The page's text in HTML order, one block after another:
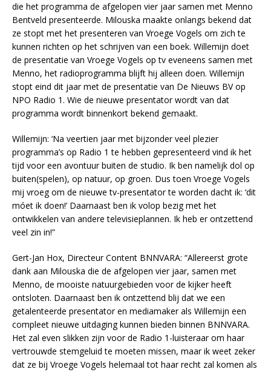
die het programma de afgelopen vier jaar samen met Menno
Bentveld presenteerde. Milouska maakte onlangs bekend dat
ze stopt met het presenteren van Vroege Vogels om zich te
kunnen richten op het schrijven van een boek. Willemijn doet
de presentatie van Vroege Vogels op tv eveneens samen met
Menno, het radioprogramma blijft hij alleen doen. Willemijn
stopt eind dit jaar met de presentatie van De Nieuws BV op
NPO Radio 1. Wie de nieuwe presentator wordt van dat
programma wordt binnenkort bekend gemaakt.
Willemijn: ‘Na veertien jaar met bijzonder veel plezier
programma’s op Radio 1 te hebben gepresenteerd vind ik het
tijd voor een avontuur buiten de studio. Ik ben namelijk dol op
buiten(spelen), op natuur, op groen. Dus toen Vroege Vogels
mij vroeg om de nieuwe tv-presentator te worden dacht ik: ‘dit
móet ik doen!’ Daarnaast ben ik volop bezig met het
ontwikkelen van andere televisieplannen. Ik heb er ontzettend
veel zin in!”
Gert-Jan Hox, Directeur Content BNNVARA: “Allereerst grote
dank aan Milouska die de afgelopen vier jaar, samen met
Menno, de mooiste natuurgebieden voor de kijker heeft
ontsloten. Daarnaast ben ik ontzettend blij dat we een
getalenteerde presentator en mediamaker als Willemijn een
compleet nieuwe uitdaging kunnen bieden binnen BNNVARA.
Het zal even slikken zijn voor de Radio 1-luisteraar om haar
vertrouwde stemgeluid te moeten missen, maar ik weet zeker
dat ze bij Vroege Vogels helemaal tot haar recht zal komen als